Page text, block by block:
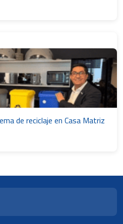
de reciclaje en Casa Matriz